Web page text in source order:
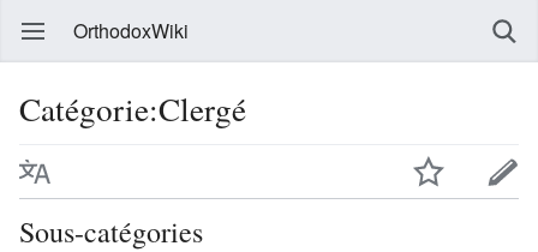
OrthodoxWiki
Catégorie:Clergé
Sous-catégories